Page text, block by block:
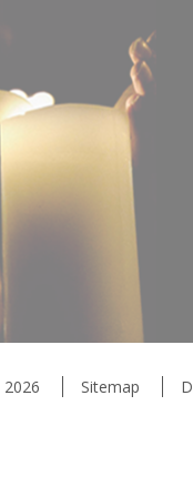
2026 Sitemap